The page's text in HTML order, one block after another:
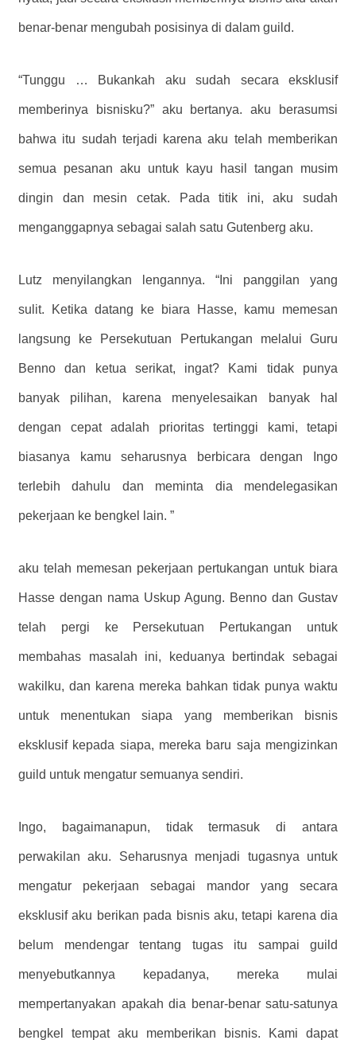
benar-benar mengubah posisinya di dalam guild.
“Tunggu … Bukankah aku sudah secara eksklusif
memberinya bisnisku?” aku bertanya. aku berasumsi
bahwa itu sudah terjadi karena aku telah memberikan
semua pesanan aku untuk kayu hasil tangan musim
dingin dan mesin cetak. Pada titik ini, aku sudah
menganggapnya sebagai salah satu Gutenberg aku.
Lutz menyilangkan lengannya. “Ini panggilan yang
sulit. Ketika datang ke biara Hasse, kamu memesan
langsung ke Persekutuan Pertukangan melalui Guru
Benno dan ketua serikat, ingat? Kami tidak punya
banyak pilihan, karena menyelesaikan banyak hal
dengan cepat adalah prioritas tertinggi kami, tetapi
biasanya kamu seharusnya berbicara dengan Ingo
terlebih dahulu dan meminta dia mendelegasikan
pekerjaan ke bengkel lain. ”
aku telah memesan pekerjaan pertukangan untuk biara
Hasse dengan nama Uskup Agung. Benno dan Gustav
telah pergi ke Persekutuan Pertukangan untuk
membahas masalah ini, keduanya bertindak sebagai
wakilku, dan karena mereka bahkan tidak punya waktu
untuk menentukan siapa yang memberikan bisnis
eksklusif kepada siapa, mereka baru saja mengizinkan
guild untuk mengatur semuanya sendiri.
Ingo, bagaimanapun, tidak termasuk di antara
perwakilan aku. Seharusnya menjadi tugasnya untuk
mengatur pekerjaan sebagai mandor yang secara
eksklusif aku berikan pada bisnis aku, tetapi karena dia
belum mendengar tentang tugas itu sampai guild
menyebutkannya kepadanya, mereka mulai
mempertanyakan apakah dia benar-benar satu-satunya
bengkel tempat aku memberikan bisnis. Kami dapat